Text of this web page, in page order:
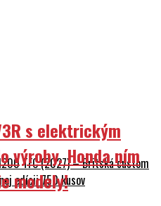
TFC (2027) – Britská custom
edícii 750 kusov
s elektrickým
výroby. Honda ním
modely!